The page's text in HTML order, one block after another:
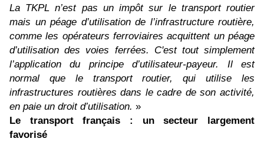
La TKPL n’est pas un impôt sur le transport routier
mais un péage d’utilisation de l’infrastructure routière,
comme les opérateurs ferroviaires acquittent un péage
d’utilisation des voies ferrées. C'est tout simplement
l’application du principe d’utilisateur-payeur. Il est
normal que le transport routier, qui utilise les
infrastructures routières dans le cadre de son activité,
en paie un droit d’utilisation. »
Le transport français : un secteur largement
favorisé